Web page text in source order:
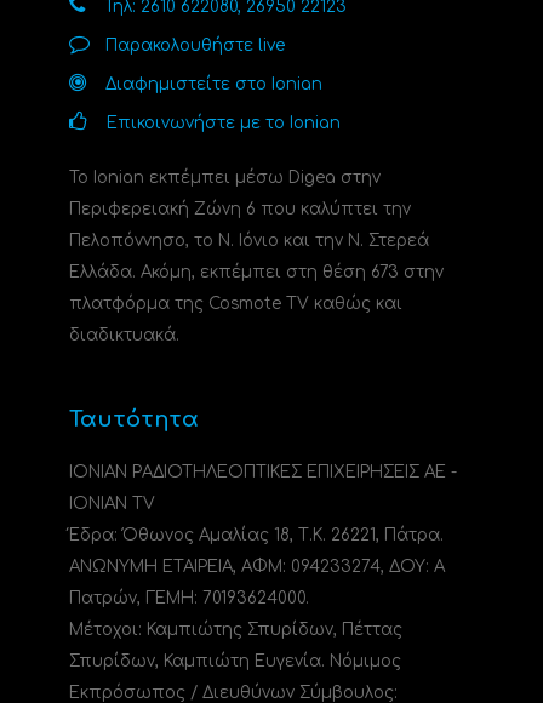
Τηλ: 2610 622080, 26950 22123
Παρακολουθήστε live
Διαφημιστείτε στο Ionian
Επικοινωνήστε με το Ionian
Το Ionian εκπέμπει μέσω Digea στην
Περιφερειακή Ζώνη 6 που καλύπτει την
Πελοπόννησο, το N. Ιόνιο και την Ν. Στερεά
Ελλάδα. Ακόμη, εκπέμπει στη θέση 673 στην
πλατφόρμα της Cosmote TV καθώς και
διαδικτυακά.
Ταυτότητα
ΙΟΝΙΑΝ ΡΑΔΙΟΤΗΛΕΟΠΤΙΚΕΣ ΕΠΙΧΕΙΡΗΣΕΙΣ ΑΕ -
IONIAN TV
Έδρα: Όθωνος Αμαλίας 18, Τ.Κ. 26221, Πάτρα.
ΑΝΩΝΥΜΗ ΕΤΑΙΡΕΙΑ, ΑΦΜ: 094233274, ΔΟΥ: A
Πατρών, ΓΕΜΗ: 70193624000.
Μέτοχοι: Καμπιώτης Σπυρίδων, Πέττας
Σπυρίδων, Καμπιώτη Ευγενία. Νόμιμος
Εκπρόσωπος / Διευθύνων Σύμβουλος: